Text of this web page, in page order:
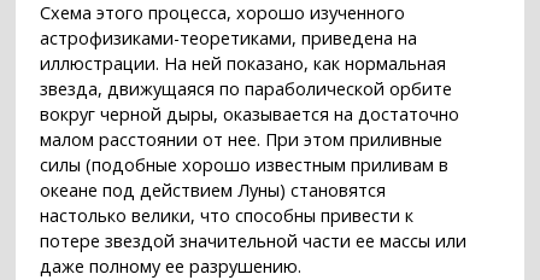
Схема этого процесса, хорошо изученного
астрофизиками-теоретиками, приведена на
иллюстрации. На ней показано, как нормальная
звезда, движущаяся по параболической орбите
вокруг черной дыры, оказывается на достаточно
малом расстоянии от нее. При этом приливные
силы (подобные хорошо известным приливам в
океане под действием Луны) становятся
настолько велики, что способны привести к
потере звездой значительной части ее массы или
даже полному ее разрушению.